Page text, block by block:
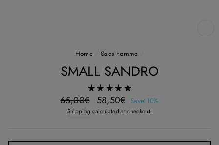
Home Sacs homme
SMALL SANDRO
Regular
price
65,00€
Sale
price
58,50€ Save 10%
Shipping calculated at checkout.